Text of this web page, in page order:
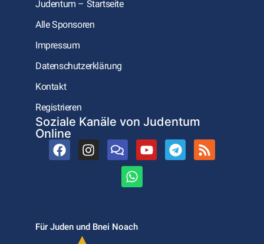
Judentum – Startseite
Alle Sponsoren
Impressum
Datenschutzerklärung
Kontakt
Registrieren
Soziale Kanäle von Judentum
Online
Für Juden und Bnei Noach